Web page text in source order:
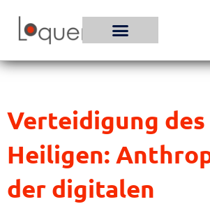
Inhalt
Verteidigung des
Heiligen:
der digitalen